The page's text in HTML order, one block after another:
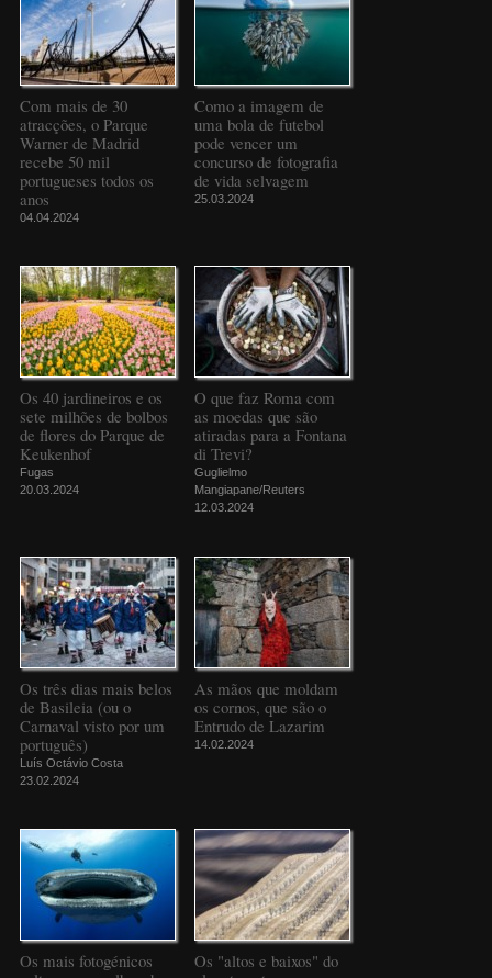
Com mais de 30
atracções, o Parque
Warner de Madrid
recebe 50 mil
portugueses todos os
anos
04.04.2024
Como a imagem de
uma bola de futebol
pode vencer um
concurso de fotografia
de vida selvagem
25.03.2024
Os 40 jardineiros e os
sete milhões de bolbos
de flores do Parque de
Keukenhof
Fugas
20.03.2024
O que faz Roma com
as moedas que são
atiradas para a Fontana
di Trevi?
Guglielmo
Mangiapane/Reuters
12.03.2024
Os três dias mais belos
de Basileia (ou o
Carnaval visto por um
português)
Luís Octávio Costa
23.02.2024
As mãos que moldam
os cornos, que são o
Entrudo de Lazarim
14.02.2024
Os mais fotogénicos
Os "altos e baixos" do